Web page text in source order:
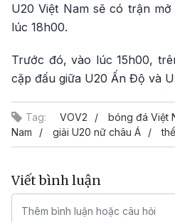
U20 Việt Nam sẽ có trận
lúc 18h00.
Trước đó, vào lúc 15h00,
cặp đấu giữa U20 Ấn Độ và
Tag: VOV2 bóng đá Việt
Nam
giải U20 nữ châu Á
Viết bình luận